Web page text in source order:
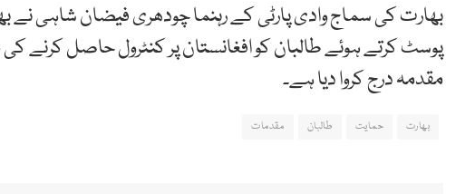
بھارت کی سماج وادی پارٹی کے رہنما چودھری فیضان شاہی
پوسٹ کرتے ہوئے طالبان کو افغانستان پر کنٹرول حاصل کرنے
مقدمہ درج کروا دیا ہے۔
بھارت حمایت طالبان مقدمات